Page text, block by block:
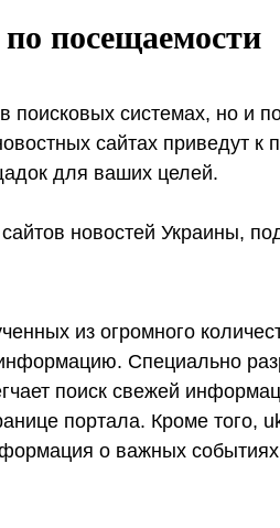
посещаемости
системах, но и
сайтах приведут
для ваших целей.
новостей Украины,
из огромного
Специально
поиск свежей
портала. Кроме того,
о важных